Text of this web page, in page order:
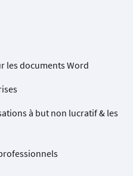
les documents Word
à but non lucratif & les